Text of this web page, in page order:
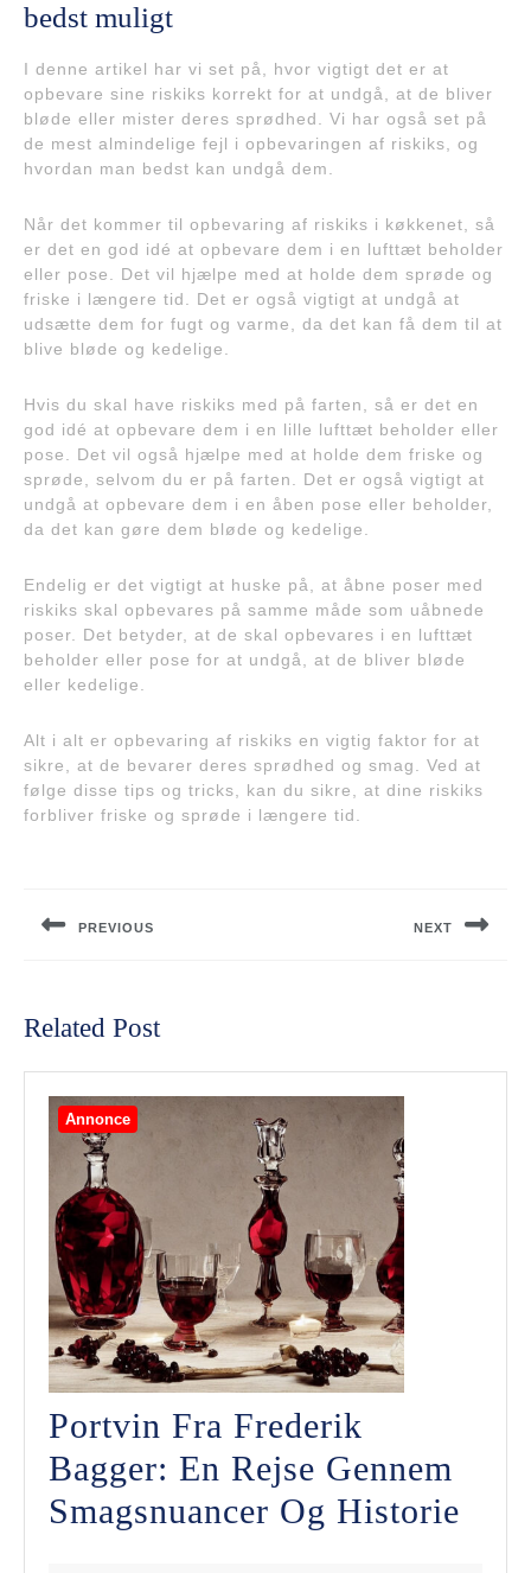
bedst muligt
I denne artikel har vi set på, hvor vigtigt det er at
opbevare sine riskiks korrekt for at undgå, at de bliver
bløde eller mister deres sprødhed. Vi har også set på
de mest almindelige fejl i opbevaringen af riskiks, og
hvordan man bedst kan undgå dem.
Når det kommer til opbevaring af riskiks i køkkenet, så
er det en god idé at opbevare dem i en lufttæt beholder
eller pose. Det vil hjælpe med at holde dem sprøde og
friske i længere tid. Det er også vigtigt at undgå at
udsætte dem for fugt og varme, da det kan få dem til at
blive bløde og kedelige.
Hvis du skal have riskiks med på farten, så er det en
god idé at opbevare dem i en lille lufttæt beholder eller
pose. Det vil også hjælpe med at holde dem friske og
sprøde, selvom du er på farten. Det er også vigtigt at
undgå at opbevare dem i en åben pose eller beholder,
da det kan gøre dem bløde og kedelige.
Endelig er det vigtigt at huske på, at åbne poser med
riskiks skal opbevares på samme måde som uåbnede
poser. Det betyder, at de skal opbevares i en lufttæt
beholder eller pose for at undgå, at de bliver bløde
eller kedelige.
Alt i alt er opbevaring af riskiks en vigtig faktor for at
sikre, at de bevarer deres sprødhed og smag. Ved at
følge disse tips og tricks, kan du sikre, at dine riskiks
forbliver friske og sprøde i længere tid.
PREVIOUS NEXT
Related Post
Annonce
Portvin Fra Frederik
Bagger: En Rejse Gennem
Smagsnuancer Og Historie